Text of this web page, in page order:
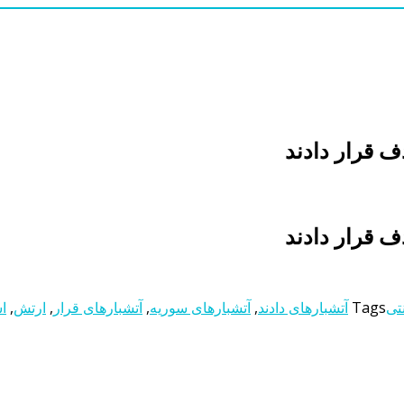
قرار دادند
قرار دادند
Tags آتشبارهای دادند,آتشبارهای سوریه,آتشبارهای قرار , ارتش,